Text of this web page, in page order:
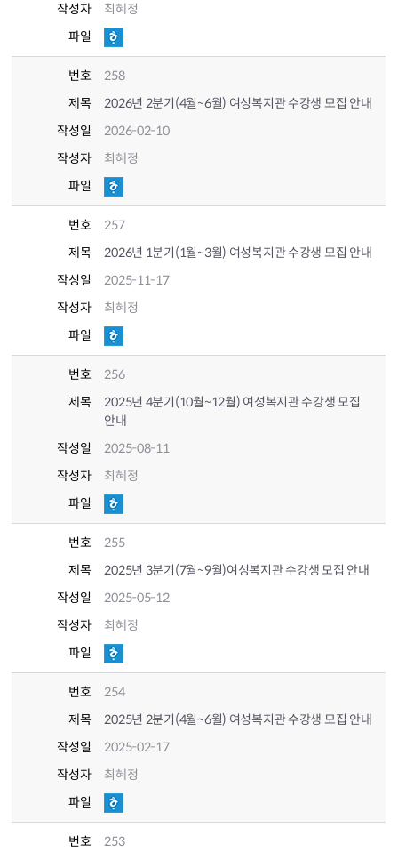
작성자
최혜정
파일
번호
258
제목
2026년 2분기(4월~6월) 여성복지관 수강생 모집 안내
작성일
2026-02-10
작성자
최혜정
파일
번호
257
제목
2026년 1분기(1월~3월) 여성복지관 수강생 모집 안내
작성일
2025-11-17
작성자
최혜정
파일
번호
256
제목
2025년 4분기(10월~12월) 여성복지관 수강생 모집
안내
작성일
2025-08-11
작성자
최혜정
파일
번호
255
제목
2025년 3분기(7월~9월)여성복지관 수강생 모집 안내
작성일
2025-05-12
작성자
최혜정
파일
번호
254
제목
2025년 2분기(4월~6월) 여성복지관 수강생 모집 안내
작성일
2025-02-17
작성자
최혜정
파일
번호
253